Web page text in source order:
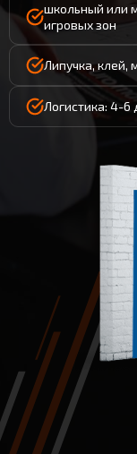
школьный или
игровых зон
Липучка,
Логистика: 4-6